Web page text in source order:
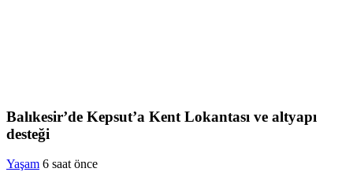
Balıkesir’de Kepsut’a Kent Lokantası ve altyapı
desteği
Yaşam 6 saat önce